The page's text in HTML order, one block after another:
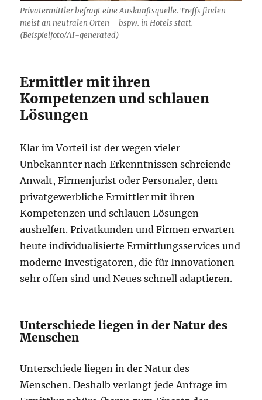
Privatermittler befragt eine Auskunftsquelle. Treffs finden
meist an neutralen Orten – bspw. in Hotels statt.
(Beispielfoto/AI-generated)
Ermittler mit ihren
Kompetenzen und schlauen
Lösungen
Klar im Vorteil ist der wegen vieler
Unbekannter nach Erkenntnissen schreiende
Anwalt, Firmenjurist oder Personaler, dem
privatgewerbliche Ermittler mit ihren
Kompetenzen und schlauen Lösungen
aushelfen. Privatkunden und Firmen erwarten
heute individualisierte Ermittlungsservices und
moderne Investigatoren, die für Innovationen
sehr offen sind und Neues schnell adaptieren.
Unterschiede liegen in der Natur des
Menschen
Unterschiede liegen in der Natur des
Menschen. Deshalb verlangt jede Anfrage im